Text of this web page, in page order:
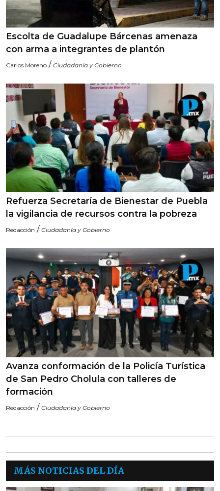
Escolta de Guadalupe Bárcenas amenaza
con arma a integrantes de plantón
Carlos Moreno / Ciudadanía y Gobierno
Refuerza Secretaría de Bienestar de Puebla
la vigilancia de recursos contra la pobreza
Redacción / Ciudadanía y Gobierno
Avanza conformación de la Policía Turística
de San Pedro Cholula con talleres de
formación
Redacción / Ciudadanía y Gobierno
MÁS NOTICIAS DEL DÍA